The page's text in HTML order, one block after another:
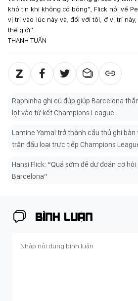
khó tin khi không có bóng”, Flick nói về
vị trí vào lúc này và, đối với tôi, ở vị trí
thế giới”.
THANH TUẤN
Raphinha ghi cú đúp giúp Barcelona
lọt vào tứ kết Champions League.
Lamine Yamal trở thành cầu thủ ghi
trận đấu loại trực tiếp Champions
Hansi Flick: “Quá sớm để dự đoán cơ
Barcelona”
BÌNH LUẬN